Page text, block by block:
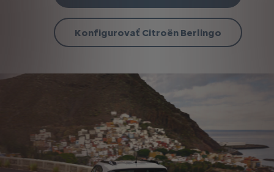
Konfigurovať Citroën Berlingo